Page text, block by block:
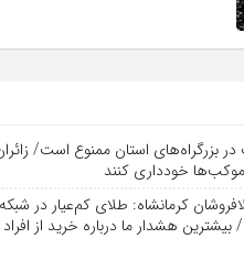
بزرگراه‌های استان ممنوع است/
خودداری کنند
کرمانشاه: طلای کم‌عیار در
هشدار ما درباره خرید از افراد